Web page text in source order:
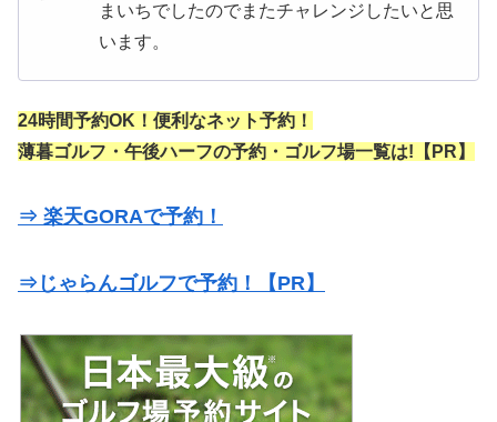
まいちでしたのでまたチャレンジしたいと思
います。
24時間予約OK！便利なネット予約！
薄暮ゴルフ・午後ハーフの予約・ゴルフ場一覧は!【PR】
⇒ 楽天GORAで予約！
⇒じゃらんゴルフで予約！【PR】